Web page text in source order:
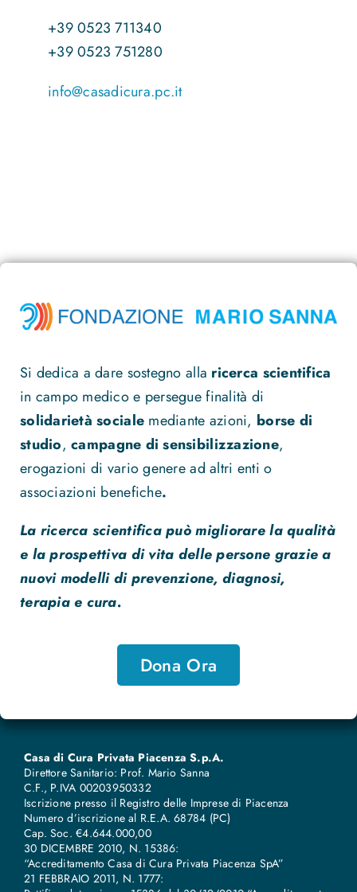
+39 0523 711340
+39 0523 751280
info@casadicura.pc.it
Si dedica a dare sostegno alla ricerca scientifica
in campo medico e persegue finalità di
solidarietà sociale mediante azioni, borse di
studio,campagne di sensibilizzazione,
erogazioni di vario genere ad altri enti o
associazioni benefiche.
La ricerca scientifica può migliorare la qualità
e la prospettiva di vita delle persone grazie a
nuovi modelli di prevenzione, diagnosi,
terapia e cura.
Dona Ora
Casa di Cura Privata Piacenza S.p.A.
Direttore Sanitario: Prof. Mario Sanna
C.F., P.IVA 00203950332
Iscrizione presso il Registro delle Imprese di Piacenza
Numero d’iscrizione al R.E.A. 68784 (PC)
Cap. Soc. €4.644.000,00
30 DICEMBRE 2010, N. 15386:
“Accreditamento Casa di Cura Privata Piacenza SpA”
21 FEBBRAIO 2011, N. 1777: